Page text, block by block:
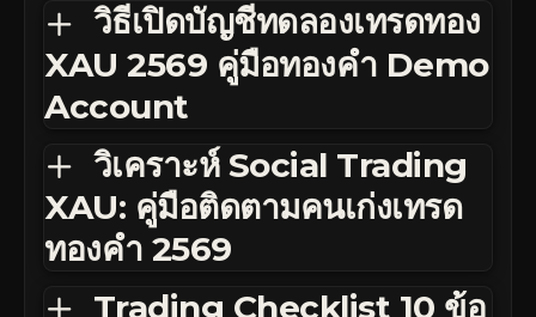
วิธีเปิดบัญชีทดลองเทรดทอง
XAU 2569 คู่มือทองคำ Demo
Account
วิเคราะห์ Social Trading
XAU: คู่มือติดตามคนเก่งเทรด
ทองคำ 2569
Trading Checklist 10 ข้อ